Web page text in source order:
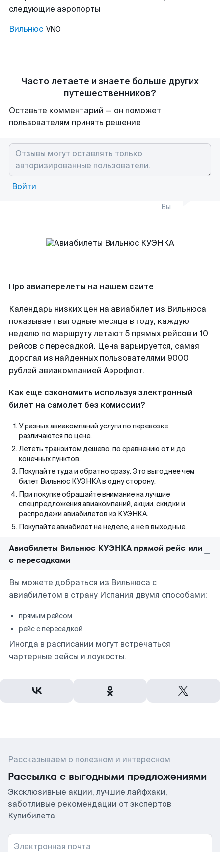
следующие аэропорты
Вильнюс VNO
Часто летаете и знаете больше других
путешественников?
Оставьте комментарий — он поможет
пользователям принять решение
Войти
Вы
Про авиаперелеты на нашем сайте
Календарь низких цен на авиабилет из Вильнюса
показывает выгодные месяца в году, каждую
неделю по маршруту летают 5 прямых рейсов и 10
рейсов с пересадкой. Цена варьируется, самая
дорогая из найденных пользователями 9000
рублей авиакомпанией Аэрофлот.
Как еще сэкономить используя электронный
билет на самолет без комиссии?
У разных авиакомпаний услуги по перевозке
различаются по цене.
Лететь транзитом дешево, по сравнению от и до
конечных пунктов.
Покупайте туда и обратно сразу. Это выгоднее чем
билет Вильнюс КУЭНКА в одну сторону.
При покупке обращайте внимание на лучшие
спецпредложения авиакомпаний, акции, скидки и
распродажи авиабилетов из КУЭНКА.
Покупайте авиабилет на неделе, а не в выходные.
Авиабилеты Вильнюс КУЭНКА прямой рейс или
с пересадками
Вы можете добраться из Вильнюса с
авиабилетом в страну Испания двумя способами:
прямым рейсом
рейс с пересадкой
Иногда в расписании могут встречаться
чартерные рейсы и лоукосты.
Рассказываем о полезном и интересном
Рассылка с выгодными предложениями
Эксклюзивные акции, лучшие лайфхаки,
заботливые рекомендации от экспертов
Купибилета
Электронная почта